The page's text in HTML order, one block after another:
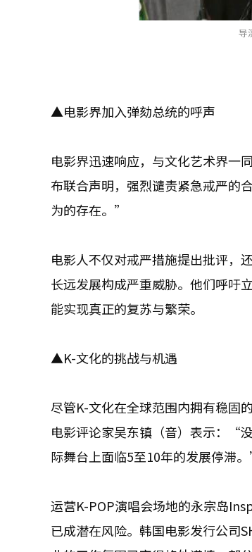
导
▲电影界加入弹劾总统的呼声
电影界迅速响应，与文化艺术界一
布联合声明，强烈谴责紧急戒严的
为的存在。”
电影人不仅对戒严措施提出批评，
长远发展构成严重威胁。他们呼吁
能实现真正的复苏与繁荣。
▲K-文化的挑战与机遇
尽管K-文化在全球范围内拥有稳固
电影评论家吴东镇（音）表示：“
际舞台上面临5至10年的发展停滞。
运营K-POP演唱会场地的永宗岛
已成潜在风险。韩国电影发行公司